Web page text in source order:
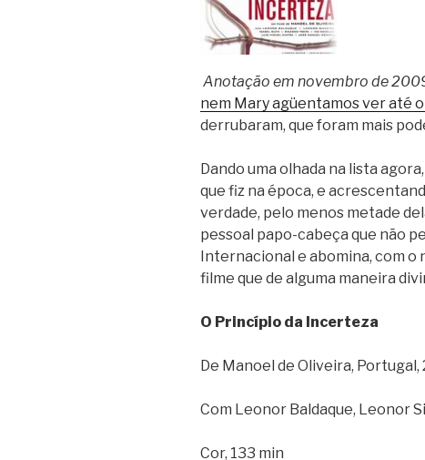
Anotação em novembro de
nem Mary agüentamos ver até
derrubaram, que foram mais
Dando uma olhada na lista
que fiz na época, e
verdade, pelo menos metade
pessoal papo-cabeça que não
Internacional e abomina, com o
filme que de alguma maneira
O Princípio da Incerteza
De Manoel de Oliveira, Portugal,
Com Leonor Baldaque, Leonor
Cor, 133 min